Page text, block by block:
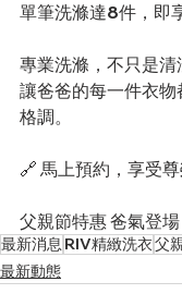
單筆洗滌達8件，即
專業洗滌，不只是清
讓爸爸的每一件衣
格調。
🔗 馬上預約，享受尊
父親節特惠 爸氣登場
最新消息 RIV精緻洗衣父
最新動態